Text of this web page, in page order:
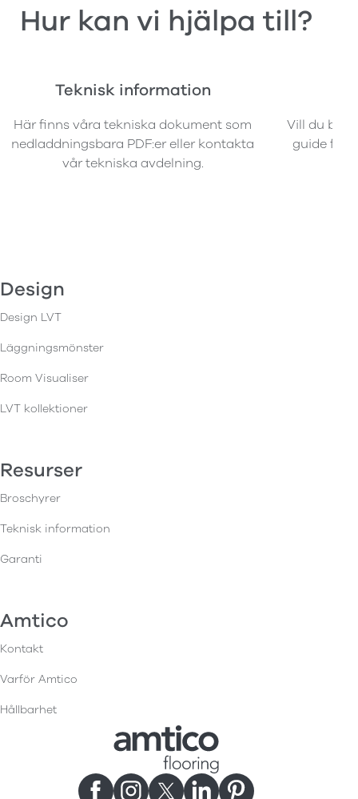
Hur kan vi hjälpa till?
Teknisk information
Här finns våra tekniska dokument som
nedladdningsbara PDF:er eller kontakta
vår tekniska avdelning.
Vill du
guide för
Design
Design LVT
Läggningsmönster
Room Visualiser
LVT kollektioner
Resurser
Broschyrer
Teknisk information
Garanti
Amtico
Kontakt
Varför Amtico
Hållbarhet